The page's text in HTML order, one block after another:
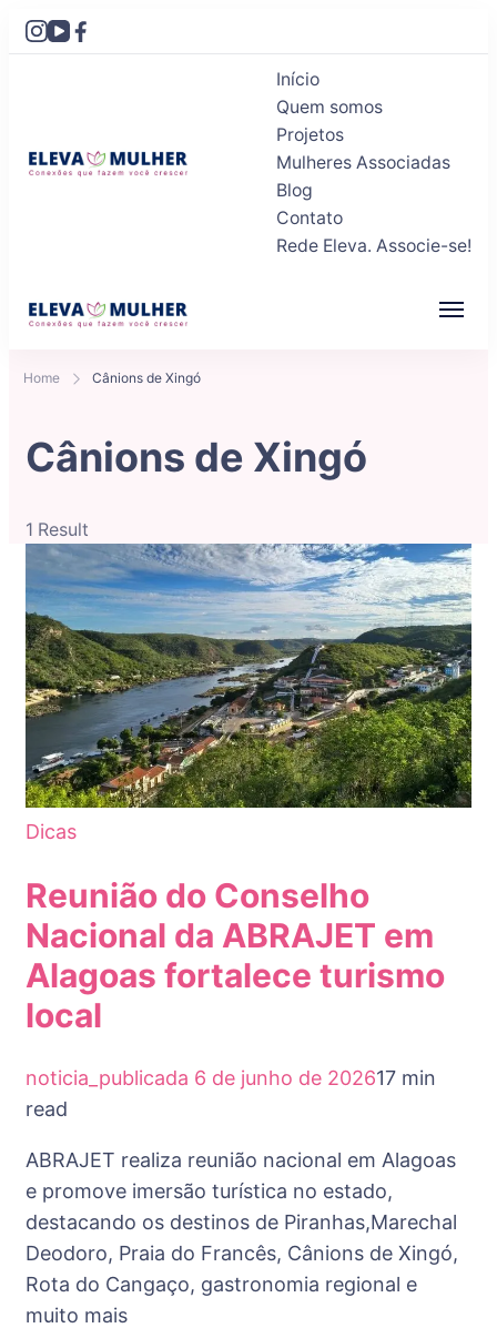
Eleva Mulher
Conexões que fazem você crescer
Início
Quem somos
Projetos
Mulheres Associadas
Blog
Contato
Rede Eleva. Associe-se!
Home Cânions de Xingó
Cânions de Xingó
1 Result
Dicas
Reunião do Conselho
Nacional da ABRAJET em
Alagoas fortalece turismo
local
noticia_publicada 6 de junho de 202617 min
read
ABRAJET realiza reunião nacional em Alagoas
e promove imersão turística no estado,
destacando os destinos de Piranhas,Marechal
Deodoro, Praia do Francês, Cânions de Xingó,
Rota do Cangaço, gastronomia regional e
muito mais